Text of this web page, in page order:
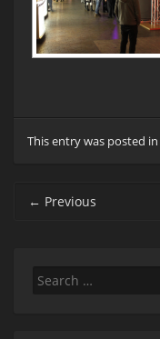
This entry was posted in
navigation
← Previous
Search